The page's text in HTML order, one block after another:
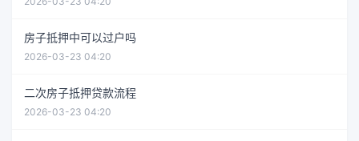
房子抵押中可以过户吗
2026-03-23 04:20
二次房子抵押贷款流程
2026-03-23 04:20